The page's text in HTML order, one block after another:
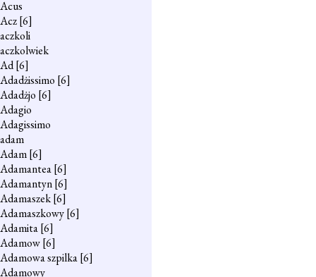
Acus
Acz[6]
aczkoli
aczkolwiek
Ad[6]
Adadżissimo [6]
Adadżjo [6]
Adagio
Adagissimo
adam
Adam[6]
Adamantea[6]
Adamantyn[6]
Adamaszek[6]
Adamaszkowy[6]
Adamita[6]
Adamow[6]
Adamowa szpilka[6]
Adamowy